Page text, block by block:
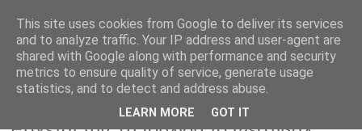
Παρασκευή 27 Ιουνίου 2025
This site uses cookies from Google to deliver its services
and to analyze traffic. Your IP address and user-agent are
shared with Google along with performance and security
metrics to ensure quality of service, generate usage
statistics, and to detect and address abuse.
LEARN MORE GOT IT